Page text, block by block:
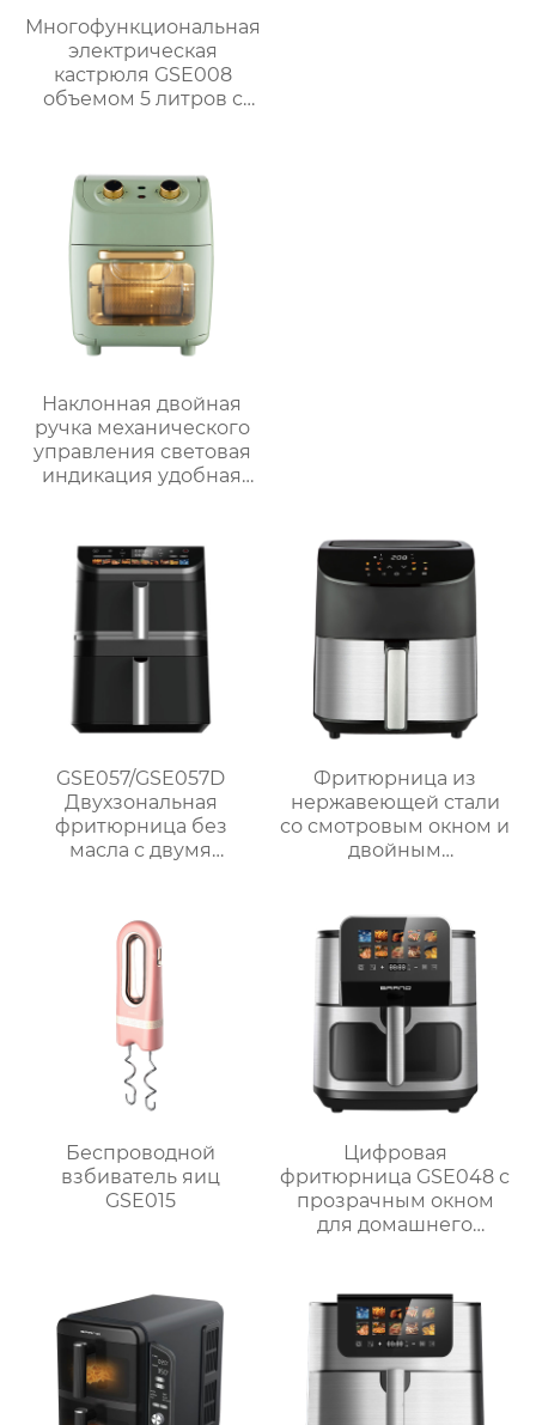
Многофункциональная
электрическая
кастрюля GSE008
объемом 5 литров с
приготовления на
пару, варки, тушения и
Наклонная двойная
ручка механического
управления световая
индикация удобная
многофункциональная
большая ручка
воздушная печь
GSE057/GSE057D
Двухзональная
фритюрница без
масла с двумя
управлением
Фритюрница из
нержавеющей стали
со смотровым окном и
двойным
Беспроводной
взбиватель яиц
GSE015
Цифровая
фритюрница GSE048 с
прозрачным окном
для домашнего